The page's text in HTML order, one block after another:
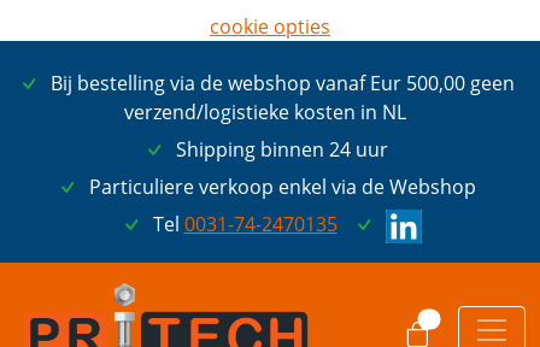
Bij bestelling via de webshop vanaf Eur 500,00 geen
verzend/logistieke kosten in NL
Shipping binnen 24 uur
Particuliere verkoop enkel via de Webshop
Tel 0031-74-2470135
cookie opties
ik ga akkoord met cookies